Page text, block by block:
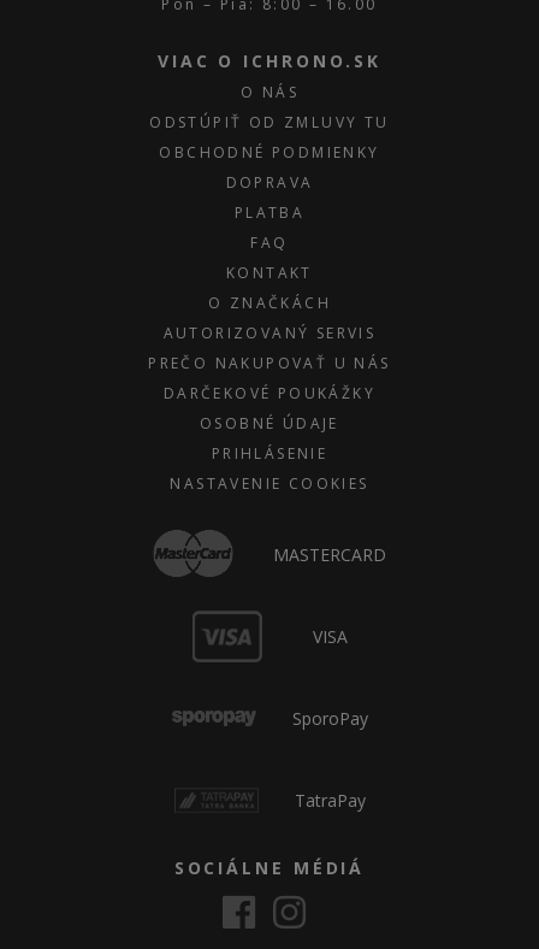
Pon – Pia: 8:00 – 16.00
VIAC O ICHRONO.SK
O NÁS
ODSTÚPIŤ OD ZMLUVY TU
OBCHODNÉ PODMIENKY
DOPRAVA
PLATBA
FAQ
KONTAKT
O ZNAČKÁCH
AUTORIZOVANÝ SERVIS
PREČO NAKUPOVAŤ U NÁS
DARČEKOVÉ POUKÁŽKY
OSOBNÉ ÚDAJE
PRIHLÁSENIE
NASTAVENIE COOKIES
MASTERCARD
VISA
SporoPay
TatraPay
SOCIÁLNE MÉDIÁ